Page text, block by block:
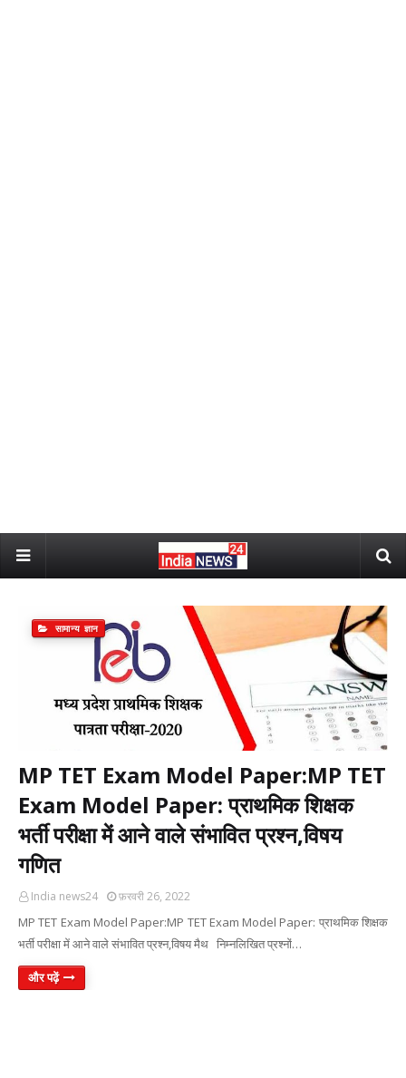
सामान्य ज्ञान
MP TET Exam Model Paper:MP TET
Exam Model Paper: प्राथमिक शिक्षक
भर्ती परीक्षा में आने वाले संभावित प्रश्न,विषय
गणित
India news24 फ़रवरी 26, 2022
MP TET Exam Model Paper:MP TET Exam Model Paper: प्राथमिक शिक्षक
भर्ती परीक्षा में आने वाले संभावित प्रश्न,विषय मैथ निम्नलिखित प्रश्नों…
और पढ़ें